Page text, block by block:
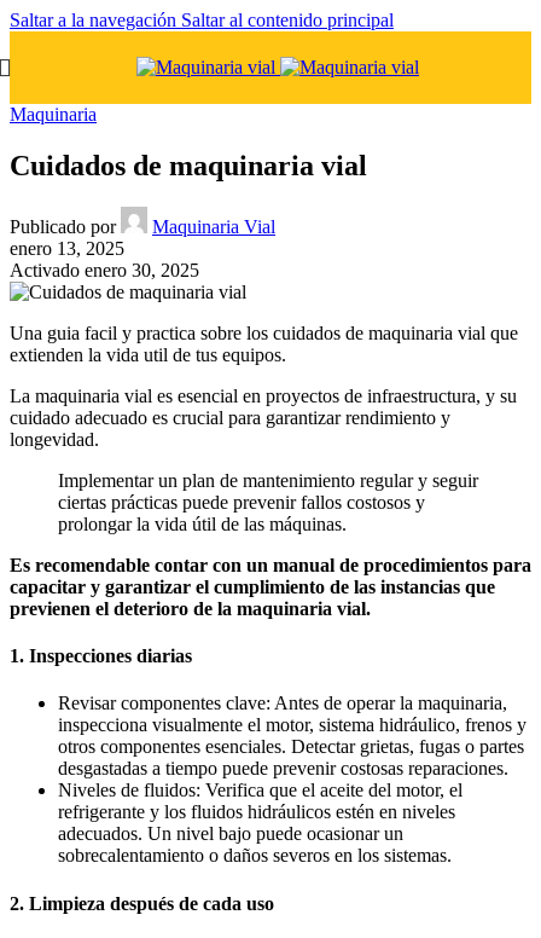
Saltar a la navegación Saltar al contenido principal
Maquinaria
Cuidados de maquinaria vial
Publicado por
Maquinaria Vial
enero 13, 2025
Activado enero 30, 2025
Una guia facil y practica sobre los cuidados de maquinaria vial que
extienden la vida util de tus equipos.
La maquinaria vial es esencial en proyectos de infraestructura, y su
cuidado adecuado es crucial para garantizar rendimiento y
longevidad.
Implementar un plan de mantenimiento regular y seguir
ciertas prácticas puede prevenir fallos costosos y
prolongar la vida útil de las máquinas.
Es recomendable contar con un manual de procedimientos para
capacitar y garantizar el cumplimiento de las instancias que
previenen el deterioro de la maquinaria vial.
1. Inspecciones diarias
Revisar componentes clave: Antes de operar la maquinaria,
inspecciona visualmente el motor, sistema hidráulico, frenos y
otros componentes esenciales. Detectar grietas, fugas o partes
desgastadas a tiempo puede prevenir costosas reparaciones.
Niveles de fluidos: Verifica que el aceite del motor, el
refrigerante y los fluidos hidráulicos estén en niveles
adecuados. Un nivel bajo puede ocasionar un
sobrecalentamiento o daños severos en los sistemas.
2. Limpieza después de cada uso